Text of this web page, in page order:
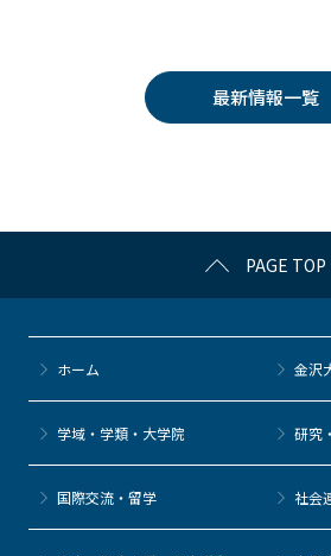
k
erk
et
n
a
最新情報一覧
PAGE TOP
ホーム 金沢
学域・学類・大学院 研究
国際交流・留学 社会